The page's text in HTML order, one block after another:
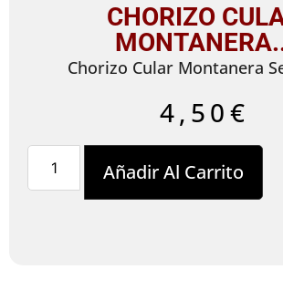
CHORIZO
Chorizo Cular Montanera
4,50€
Añadir Al Carrito